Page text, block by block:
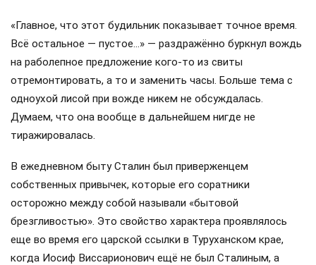
«Главное, что этот будильник показывает точное время.
Всё остальное — пустое…» — раздражённо буркнул вождь
на раболепное предложение кого-то из свиты
отремонтировать, а то и заменить часы. Больше тема с
одноухой лисой при вожде никем не обсуждалась.
Думаем, что она вообще в дальнейшем нигде не
тиражировалась.
В ежедневном быту Сталин был приверженцем
собственных привычек, которые его соратники
осторожно между собой называли «бытовой
брезгливостью». Это свойство характера проявлялось
еще во время его царской ссылки в Туруханском крае,
когда Иосиф Виссарионович ещё не был Сталиным, а